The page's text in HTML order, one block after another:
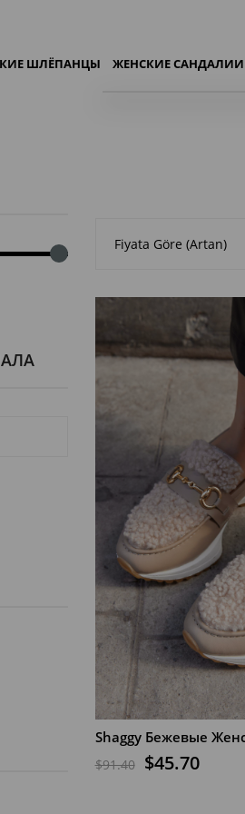
ШЛЁПАНЦЫ ЖЕНСКИЕ САНДАЛИИ
Fiyata Göre (Artan)
$45.70
$91.40